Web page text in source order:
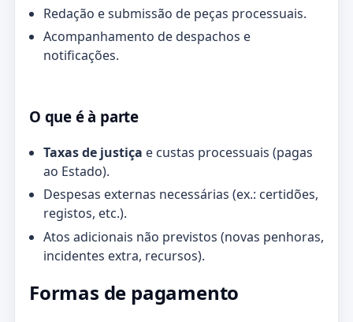
Redação e submissão de peças processuais.
Acompanhamento de despachos e
notificações.
O que é à parte
Taxas de justiça e custas processuais (pagas
ao Estado).
Despesas externas necessárias (ex.: certidões,
registos, etc.).
Atos adicionais não previstos (novas penhoras,
incidentes extra, recursos).
Formas de pagamento